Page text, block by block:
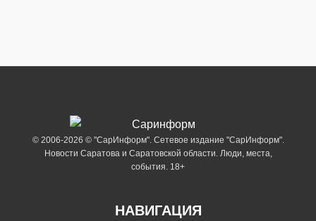
© 2006-2026 © "СарИнформ". Сетевое издание "СарИнформ".
Новости Саратова и Саратовской области. Люди, места,
события. 18+
НАВИГАЦИЯ